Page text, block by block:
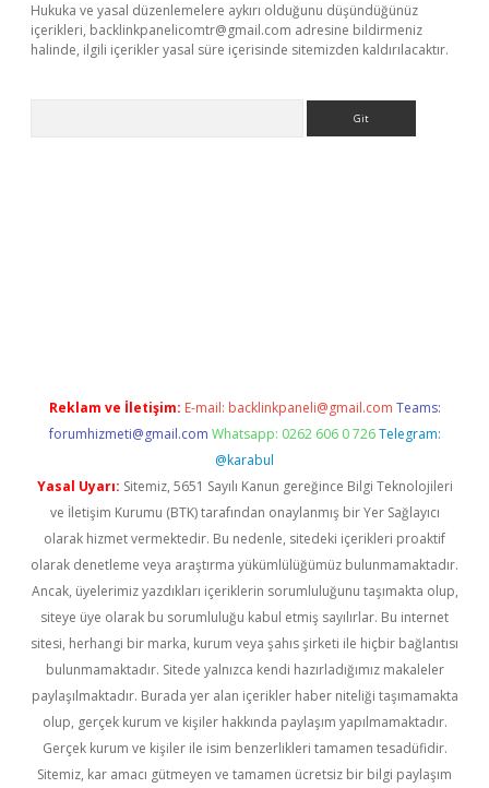
Hukuka ve yasal düzenlemelere aykırı olduğunu düşündüğünüz
içerikleri, backlinkpanelicomtr@gmail.com adresine bildirmeniz
halinde, ilgili içerikler yasal süre içerisinde sitemizden kaldırılacaktır.
Reklam ve İletişim: E-mail: backlinkpaneli@gmail.com Teams:
forumhizmeti@gmail.com Whatsapp: 0262 606 0 726 Telegram:
@karabul
Yasal Uyarı: Sitemiz, 5651 Sayılı Kanun gereğince Bilgi Teknolojileri
ve İletişim Kurumu (BTK) tarafından onaylanmış bir Yer Sağlayıcı
olarak hizmet vermektedir. Bu nedenle, sitedeki içerikleri proaktif
olarak denetleme veya araştırma yükümlülüğümüz bulunmamaktadır.
Ancak, üyelerimiz yazdıkları içeriklerin sorumluluğunu taşımakta olup,
siteye üye olarak bu sorumluluğu kabul etmiş sayılırlar. Bu internet
sitesi, herhangi bir marka, kurum veya şahıs şirketi ile hiçbir bağlantısı
bulunmamaktadır. Sitede yalnızca kendi hazırladığımız makaleler
paylaşılmaktadır. Burada yer alan içerikler haber niteliği taşımamakta
olup, gerçek kurum ve kişiler hakkında paylaşım yapılmamaktadır.
Gerçek kurum ve kişiler ile isim benzerlikleri tamamen tesadüfidir.
Sitemiz, kar amacı gütmeyen ve tamamen ücretsiz bir bilgi paylaşım